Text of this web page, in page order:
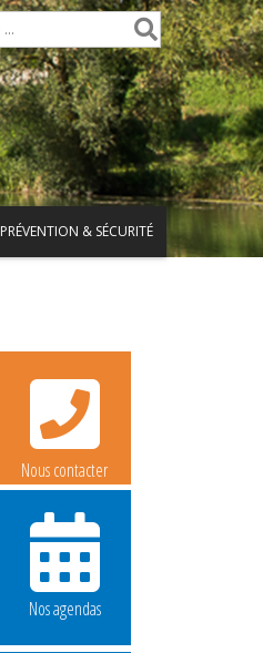
PRÉVENTION & SÉCURITÉ
Nous contacter
Nos agendas